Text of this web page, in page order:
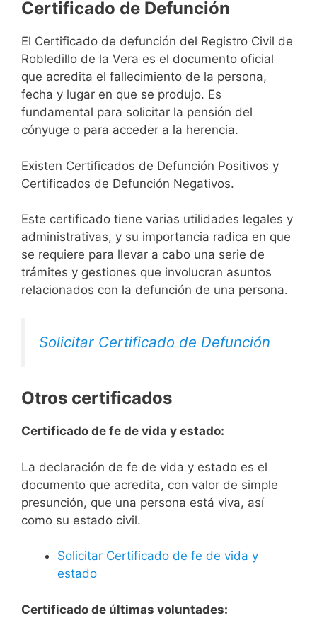
Certificado de Defunción
El Certificado de defunción del Registro Civil de
Robledillo de la Vera es el documento oficial
que acredita el fallecimiento de la persona,
fecha y lugar en que se produjo. Es
fundamental para solicitar la pensión del
cónyuge o para acceder a la herencia.
Existen Certificados de Defunción Positivos y
Certificados de Defunción Negativos.
Este certificado tiene varias utilidades legales y
administrativas, y su importancia radica en que
se requiere para llevar a cabo una serie de
trámites y gestiones que involucran asuntos
relacionados con la defunción de una persona.
Solicitar Certificado de Defunción
Otros certificados
Certificado de fe de vida y estado:
La declaración de fe de vida y estado es el
documento que acredita, con valor de simple
presunción, que una persona está viva, así
como su estado civil.
Solicitar Certificado de fe de vida y
estado
Certificado de últimas voluntades: